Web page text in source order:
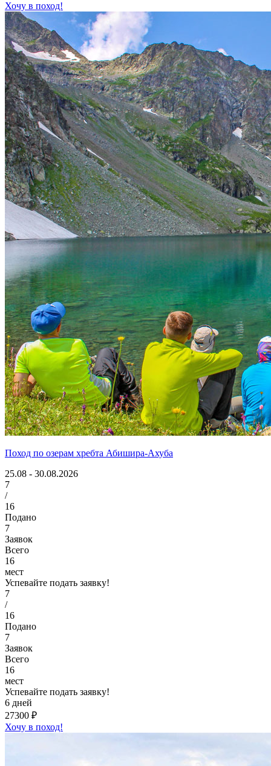
Хочу в поход!
Поход по озерам хребта Абишира-Ахуба
25.08 - 30.08.2026
7
/
16
Подано
7
Заявок
Всего
16
мест
Успевайте подать заявку!
7
/
16
Подано
7
Заявок
Всего
16
мест
Успевайте подать заявку!
6 дней
27300 ₽
Хочу в поход!